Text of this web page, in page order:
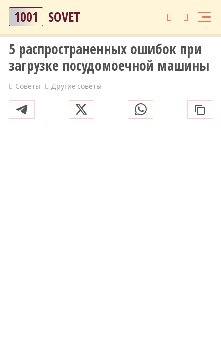
1001 SOVET
5 распространенных ошибок при
загрузке посудомоечной машины
Советы Другие советы